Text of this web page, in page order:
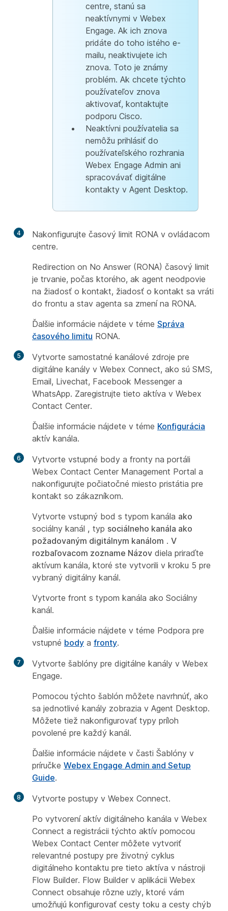
centre, stanú sa
neaktívnymi v Webex
Engage. Ak ich znova
pridáte do toho istého e-
mailu, neaktivujete ich
znova. Toto je známy
problém. Ak chcete týchto
používateľov znova
aktivovať, kontaktujte
podporu Cisco.
Neaktívni používatelia sa
nemôžu prihlásiť do
používateľského rozhrania
Webex Engage Admin ani
spracovávať digitálne
kontakty v Agent Desktop.
4
Nakonfigurujte časový limit RONA v ovládacom
centre.
Redirection on No Answer (RONA) časový limit
je trvanie, počas ktorého, ak agent neodpovie
na žiadosť o kontakt, žiadosť o kontakt sa vráti
do frontu a stav agenta sa zmení na RONA.
Ďalšie informácie nájdete v téme Správa
časového limitu RONA.
5
Vytvorte samostatné kanálové zdroje pre
digitálne kanály v Webex Connect, ako sú SMS,
Email, Livechat, Facebook Messenger a
WhatsApp. Zaregistrujte tieto aktíva v Webex
Contact Center.
Ďalšie informácie nájdete v téme Konfigurácia
aktív kanála.
6
Vytvorte vstupné body a fronty na portáli
Webex Contact Center Management Portal a
nakonfigurujte počiatočné miesto pristátia pre
kontakt so zákazníkom.
Vytvorte vstupný bod s typom kanála ako
sociálny kanál , typ sociálneho kanála ako
požadovaným digitálnym kanálom . V
rozbaľovacom zozname Názov diela priraďte
aktívum kanála, ktoré ste vytvorili v kroku 5 pre
vybraný digitálny kanál.
Vytvorte front s typom kanála ako Sociálny
kanál.
Ďalšie informácie nájdete v téme Podpora pre
vstupné body a fronty.
7
Vytvorte šablóny pre digitálne kanály v Webex
Engage.
Pomocou týchto šablón môžete navrhnúť, ako
sa jednotlivé kanály zobrazia v Agent Desktop.
Môžete tiež nakonfigurovať typy príloh
povolené pre každý kanál.
Ďalšie informácie nájdete v časti Šablóny v
príručke Webex Engage Admin and Setup
Guide.
8
Vytvorte postupy v Webex Connect.
Po vytvorení aktív digitálneho kanála v Webex
Connect a registrácii týchto aktív pomocou
Webex Contact Center môžete vytvoriť
relevantné postupy pre životný cyklus
digitálneho kontaktu pre tieto aktíva v nástroji
Flow Builder. Flow Builder v aplikácii Webex
Connect obsahuje rôzne uzly, ktoré vám
umožňujú konfigurovať cesty toku a cesty chýb